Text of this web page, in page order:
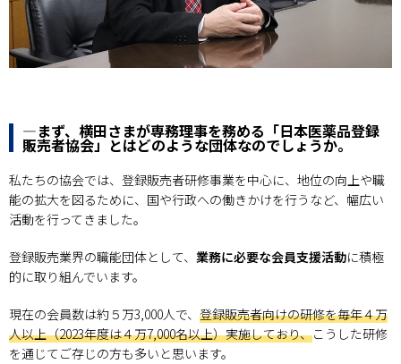
―まず、横田さまが専務理事を務める「日本医薬品登録
販売者協会」とはどのような団体なのでしょうか。
私たちの協会では、登録販売者研修事業を中心に、地位の向上や職
能の拡大を図るために、国や行政への働きかけを行うなど、幅広い
活動を行ってきました。
登録販売業界の職能団体として、 業務に必要な会員支援活動に積極
的に取り組んでいます。
現在の会員数は約５万3,000人で、 登録販売者向けの研修を毎年４万
人以上（2023年度は４万7,000名以上）実施しており、こうした研修
を通じてご存じの方も多いと思います。